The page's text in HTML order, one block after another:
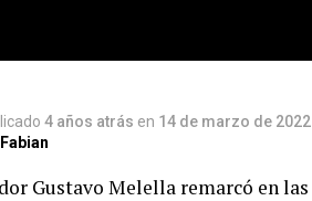
4 años atrás en 14 de marzo de 2022
Fabian
Gustavo Melella remarcó en